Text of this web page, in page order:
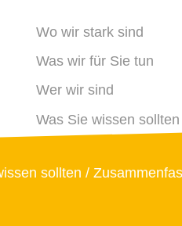
Wo wir stark sind
Was wir für Sie tun
Wer wir sind
Was Sie wissen sollten
sollten